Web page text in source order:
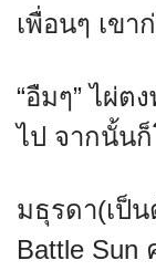
เพื่อนๆ เขา
“อืมๆ” ไผ่ต
ไป จากนั้น
มธุรดา(เป็
Battle Sun